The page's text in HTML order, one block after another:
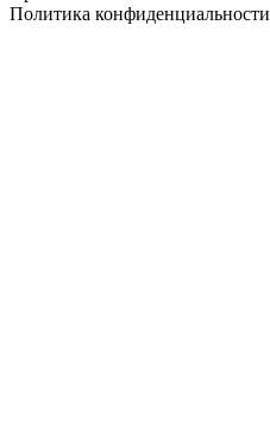
Политика конфиденциальности